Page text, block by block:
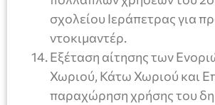
σχολείου Ιεράπετρας για
ντοκιμαντέρ.
Εξέταση αίτησης των
Χωριού, Κάτω Χωριού και
παραχώρηση χρήσης του